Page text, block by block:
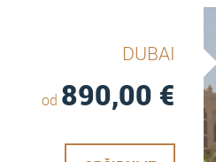
DUBAI
od 890,00 €